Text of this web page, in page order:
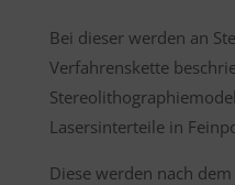
Bei dieser werden an
Verfahrenskette
Lasersinterteile in
Diese werden nach